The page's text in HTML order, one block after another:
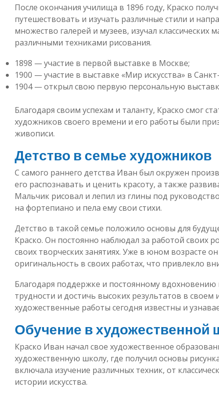
После окончания училища в 1896 году, Краско
путешествовать и изучать различные стили и
множество галерей и музеев, изучал классических
различными техниками рисования.
1898 — участие в первой выставке в Москве;
1900 — участие в выставке «Мир искусства» в
1904 — открыл свою первую персональную
Благодаря своим успехам и таланту, Краско смог
художников своего времени и его работы были
живописи.
Детство в семье художников
С самого раннего детства Иван был окружен
его распознавать и ценить красоту, а также
Мальчик рисовал и лепил из глины под
на фортепиано и пела ему свои стихи.
Детство в такой семье положило основы для
Краско. Он постоянно наблюдал за работой своих
своих творческих занятиях. Уже в юном возрасте
оригинальность в своих работах, что привлекло
Благодаря поддержке и постоянному
трудности и достичь высоких результатов в своем
художественные работы сегодня известны и
Обучение в художественной
Краско Иван начал свое художественное
художественную школу, где получил основы
включала изучение различных техник, от
истории искусства.